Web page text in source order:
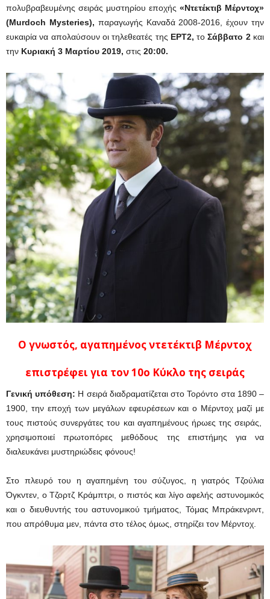
πολυβραβευμένης σειράς μυστηρίου εποχής «Ντετέκτιβ Μέρντοχ»
(Murdoch Mysteries), παραγωγής Καναδά 2008-2016, έχουν την
ευκαιρία να απολαύσουν οι τηλεθεατές της ΕΡΤ2, τοΣάββατο 2 και
την Κυριακή 3 Μαρτίου 2019, στις 20:00.
Ο γνωστός, αγαπημένος ντετέκτιβ Μέρντοχ
επιστρέφει για τον 10ο Κύκλο της σειράς
Γενική υπόθεση: Η σειρά διαδραματίζεται στο Τορόντο στα 1890 –
1900, την εποχή των μεγάλων εφευρέσεων και ο Μέρντοχ μαζί με
τους πιστούς συνεργάτες του και αγαπημένους ήρωες της σειράς,
χρησιμοποιεί πρωτοπόρες μεθόδους της επιστήμης για να
διαλευκάνει μυστηριώδεις φόνους!
Στο πλευρό του η αγαπημένη του σύζυγος, η γιατρός Τζούλια
Όγκντεν, ο Τζορτζ Κράμπτρι, ο πιστός και λίγο αφελής αστυνομικός
και ο διευθυντής του αστυνομικού τμήματος, Τόμας Μπράκενριντ,
που απρόθυμα μεν, πάντα στο τέλος όμως, στηρίζει τον Μέρντοχ.